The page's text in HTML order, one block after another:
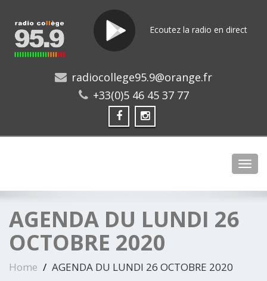
Ecoutez la radio en direct
radiocollege95.9@orange.fr
+33(0)5 46 45 37 77
AGENDA DU LUNDI 26
OCTOBRE 2020
Home AGENDA DU LUNDI 26 OCTOBRE 2020